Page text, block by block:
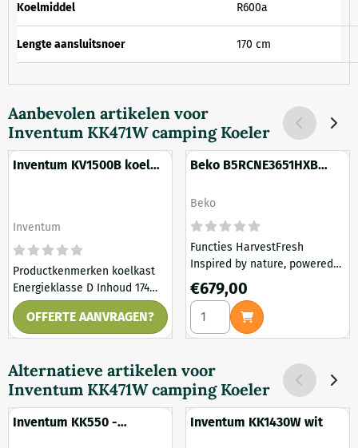
Koelmiddel R600a
Lengte aansluitsnoer 170 cm
Aanbevolen artikelen voor
Inventum KK471W camping Koeler
Inventum KV1500B koel
Merk:
Inventum
Productkenmerken koelkast
Energieklasse D Inhoud 174
liter Inhoud koelgedeelte 115
liter Inhoud vriesgedeelte 59
liter Binnenverlichting led
Draagplateau 3 Groentelade 1
Deurvak 3 Lade vriezer 1
Vriesvak met klep 1 Pizzavak
of pizza...
Prijs op aanvraag
OFFERTE AANVRAGEN?
Beko B5RCNE3651HXB
Merk:
Beko
Functies HarvestFresh
Inspired by nature, powered
by light Vitamins in fruit and
veg are no longer lost to
refrigeration! HarvestFresh’s
3-colour technology mimics
the crisper, preserving
vitamins for longer. This
unique technology inside your
crisper will allow you to enjoy
Prijs: 679,00
€679,00
Aantal kiezen voor Beko
Alternatieve artikelen voor
Inventum KK471W camping Koeler
Inventum KK550 -
Inventum KK1430W wit